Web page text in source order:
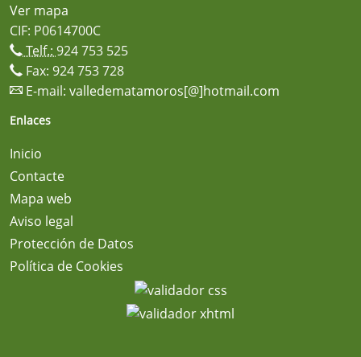
Ver mapa
CIF: P0614700C
Telf.: 924 753 525
Fax: 924 753 728
E-mail: valledematamoros[@]hotmail.com
Enlaces
Inicio
Contacte
Mapa web
Aviso legal
Protección de Datos
Política de Cookies